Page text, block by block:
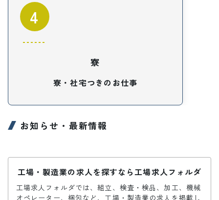
4
寮
寮・社宅つきのお仕事
お知らせ・最新情報
工場・製造業の求人を探すなら工場求人フォルダ
工場求人フォルダでは、組立、検査・検品、加工、機械
オペレーター、梱包など、工場・製造業の求人を掲載し